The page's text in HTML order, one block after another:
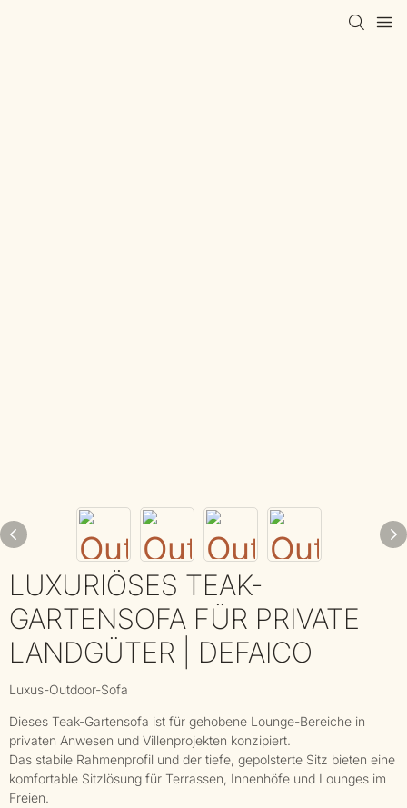
LUXURIÖSES TEAK-
GARTENSOFA FÜR PRIVATE
LANDGÜTER | DEFAICO
Luxus-Outdoor-Sofa
Dieses Teak-Gartensofa ist für gehobene Lounge-Bereiche in
privaten Anwesen und Villenprojekten konzipiert.
Das stabile Rahmenprofil und der tiefe, gepolsterte Sitz bieten eine
komfortable Sitzlösung für Terrassen, Innenhöfe und Lounges im
Freien.